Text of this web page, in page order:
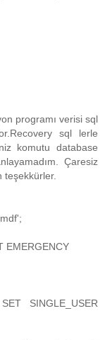
programı verisi sql
sql lerle
komutu database
Çaresiz
teşekkürler.
EMERGENCY
SINGLE_USER